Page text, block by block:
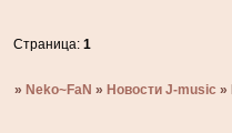
Страница:1
» Neko~FaN » Новости J-music »